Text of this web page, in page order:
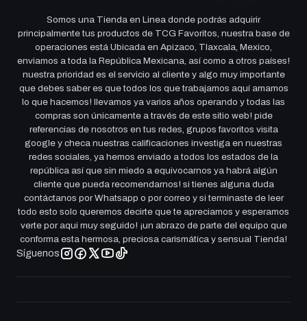
Somos una Tienda en Linea donde podrás adquirir
principalmente tus productos de TCG Favoritos, nuestra base de
operaciones está Ubicada en Apizaco, Tlaxcala, Mexico,
enviamos a toda la República Mexicana, así como a otros países!
nuestra prioridad es el servicio al cliente y algo muy importante
que debes saber es que todos los que trabajamos aquí amamos
lo que hacemos! llevamos ya varios años operando y todas las
compras son únicamente a través de este sitio web! pide
referencias de nosotros en tus redes, grupos favoritos visita
google y checa nuestras calificaciones investiga en nuestras
redes sociales, ya hemos enviado a todos los estados de la
república así que sin miedo a equivocarnos ya habrá algún
cliente que pueda recomendarnos! si tienes alguna duda
contáctanos por Whatsapp o por correo y si terminaste de leer
todo esto solo queremos decirte que te apreciamos y esperamos
verte por aqui muy seguido! ¡un abrazo de parte del equipo que
conforma esta hermosa, preciosa carismática y sensual Tienda!
Síguenos